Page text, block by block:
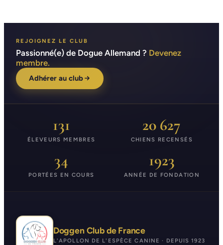
REJOIGNEZ LE CLUB
Passionné(e) de Dogue Allemand ? Devenez
membre.
Adhérer au club
131
ÉLEVEURS MEMBRES
20 627
CHIENS RECENSÉS
34
PORTÉES EN COURS
1923
ANNÉE DE FONDATION
Doggen Club de France
L'APOLLON DE L'ESPÈCE CANINE · DEPUIS 1923